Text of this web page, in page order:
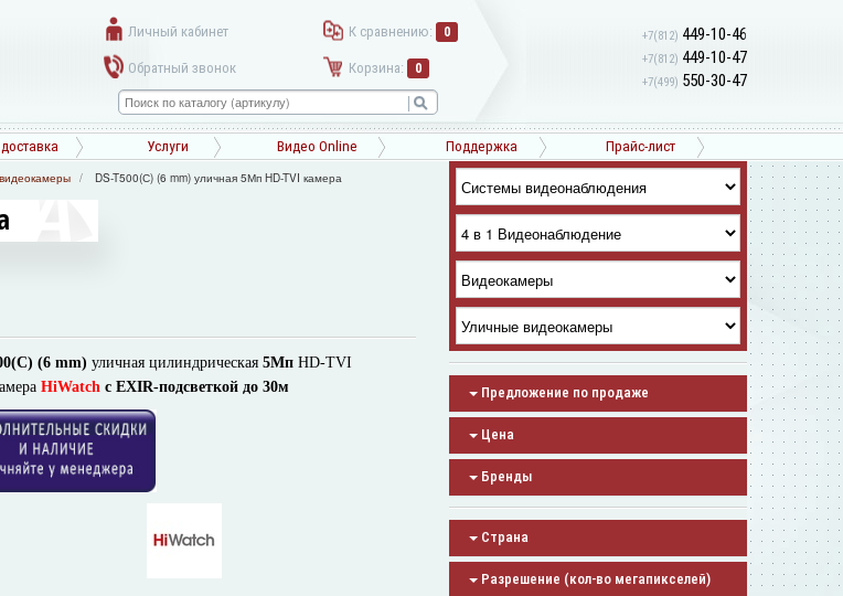
Личный кабинет К сравнению: 0
Обратный звонок Корзина: 0
+7(812) 449-10-46
+7(812) 449-10-47
+7(499) 550-30-47
Услуги Видео Online Поддержка Прайс-лист
DS-T500(С) (6 mm) уличная 5Мп HD-TVI камера
(6 mm) уличная цилиндрическая 5Мп HD-TVI
HiWatch с EXIR-подсветкой до 30м Предложение по продаже
Цена
Бренды
Страна
Разрешение (кол-во мегапикселей)